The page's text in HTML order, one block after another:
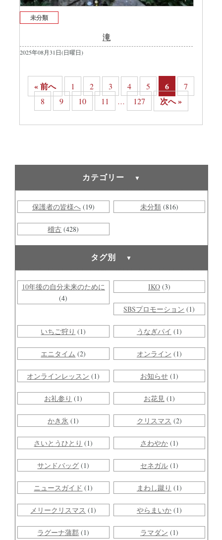
未分類
滝
2025年08月31日(日曜日)
« 前へ 1 2 3 4 5 6
7
8
9 10 11 … 127 次へ »
カテゴリー
保護者の皆様へ(19) 未分類(816)
稽古 (428)
タグ別
10年後の自分未来のために
(4)
IKO(3)
SBSプロモーション (1)
いちご狩り (1) うなぎパイ (1)
エニタイム (2) オンライン (1)
オンラインレッスン (1) お知らせ(1)
お礼参り (1) お花見 (1)
かき氷 (1) クリスマス (2)
さいとうひとり (1) さわやか(1)
サンドバッグ (1) セネガル(1)
ニュースガイド (1) まわし蹴り (1)
メリークリスマス (1) やらまいか(1)
ラグーナ蒲郡 (1) ラマダン (1)